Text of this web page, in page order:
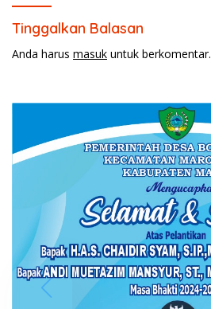
Tinggalkan Balasan
Anda harus masuk untuk berkomentar.